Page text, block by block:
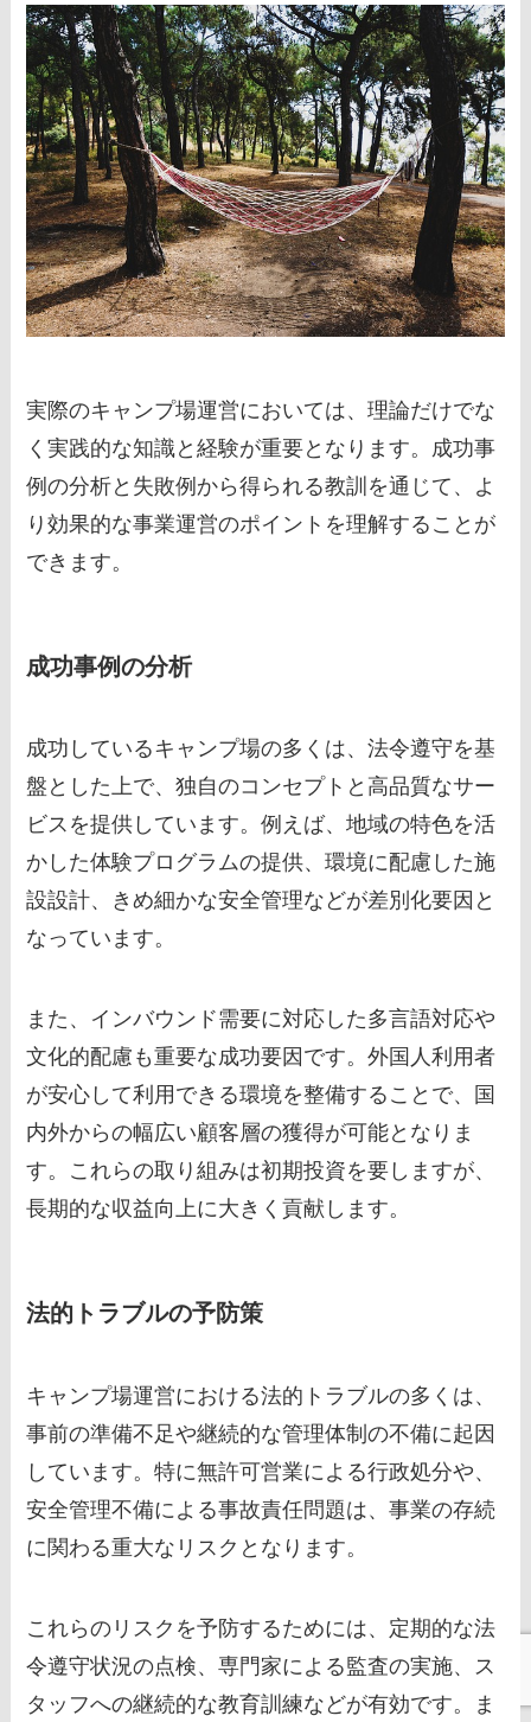
実際のキャンプ場運営においては、理論だけでな
く実践的な知識と経験が重要となります。成功事
例の分析と失敗例から得られる教訓を通じて、よ
り効果的な事業運営のポイントを理解することが
できます。
成功事例の分析
成功しているキャンプ場の多くは、法令遵守を基
盤とした上で、独自のコンセプトと高品質なサー
ビスを提供しています。例えば、地域の特色を活
かした体験プログラムの提供、環境に配慮した施
設設計、きめ細かな安全管理などが差別化要因と
なっています。
また、インバウンド需要に対応した多言語対応や
文化的配慮も重要な成功要因です。外国人利用者
が安心して利用できる環境を整備することで、国
内外からの幅広い顧客層の獲得が可能となりま
す。これらの取り組みは初期投資を要しますが、
長期的な収益向上に大きく貢献します。
法的トラブルの予防策
キャンプ場運営における法的トラブルの多くは、
事前の準備不足や継続的な管理体制の不備に起因
しています。特に無許可営業による行政処分や、
安全管理不備による事故責任問題は、事業の存続
に関わる重大なリスクとなります。
これらのリスクを予防するためには、定期的な法
令遵守状況の点検、専門家による監査の実施、ス
タッフへの継続的な教育訓練などが有効です。ま